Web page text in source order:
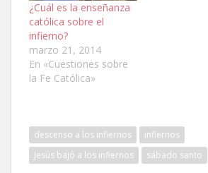
¿Cuál es la enseñanza
católica sobre el
infierno?
marzo 21, 2014
En «Cuestiones sobre
la Fe Católica»
descenso a los infiernos
infiernos
Jesús bajó a los infiernos
sábado santo